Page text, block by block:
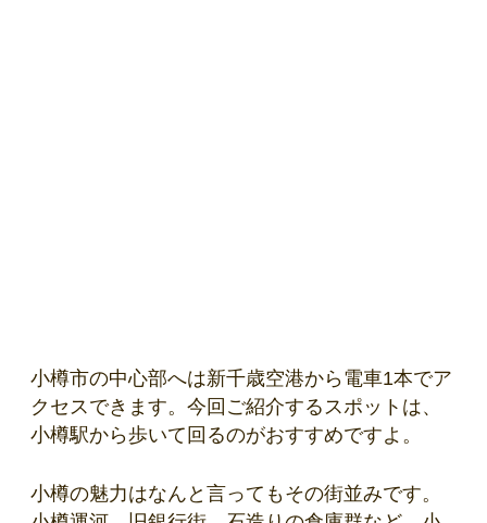
小樽市の中心部へは新千歳空港から電車1本でア
クセスできます。今回ご紹介するスポットは、
小樽駅から歩いて回るのがおすすめですよ。
小樽の魅力はなんと言ってもその街並みです。